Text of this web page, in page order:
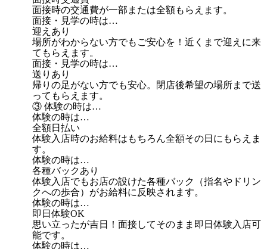
面接時の交通費が一部または全額もらえます。
面接・見学の時は…
迎えあり
場所がわからない方でもご安心を！近くまで迎えに来
てもらえます。
面接・見学の時は…
送りあり
帰りの足がない方でも安心。閉店後希望の場所まで送
ってもらえます。
③ 体験の時は…
体験の時は…
全額日払い
体験入店時のお給料はもちろん全額その日にもらえま
す。
体験の時は…
各種バックあり
体験入店でもお店の設けた各種バック（指名やドリン
クへの歩合）がお給料に反映されます。
体験の時は…
即日体験OK
思い立ったが吉日！面接してそのまま即日体験入店可
能です。
体験の時は…